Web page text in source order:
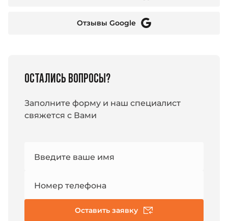
Отзывы Google
ОСТАЛИСЬ ВОПРОСЫ?
Заполните форму и наш специалист
свяжется с Вами
Введите ваше имя
Номер телефона
Номер
e-mail
Оставить заявку